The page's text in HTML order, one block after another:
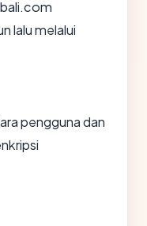
lalu melalui
pengguna dan